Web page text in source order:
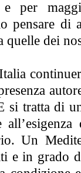
per
pensare di
quelle dei
si tratta di
Un
e in grado